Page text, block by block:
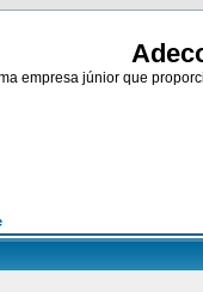
empresa júnior que